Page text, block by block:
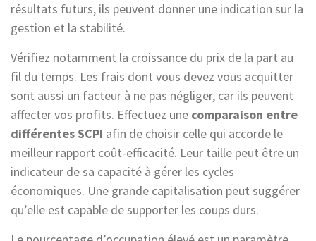
résultats futurs, ils peuvent donner une indication sur la
gestion et la stabilité.
Vérifiez notamment la croissance du prix de la part au
fil du temps. Les frais dont vous devez vous acquitter
sont aussi un facteur à ne pas négliger, car ils peuvent
affecter vos profits. Effectuez une comparaison entre
différentes SCPI afin de choisir celle qui accorde le
meilleur rapport coût-efficacité. Leur taille peut être un
indicateur de sa capacité à gérer les cycles
économiques. Une grande capitalisation peut suggérer
qu’elle est capable de supporter les coups durs.